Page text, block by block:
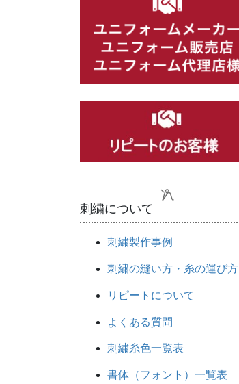
刺繍について
刺繍製作事例
刺繍の縫い方・糸の運び方
リピートについて
よくある質問
刺繍糸色一覧表
書体（フォント）一覧表